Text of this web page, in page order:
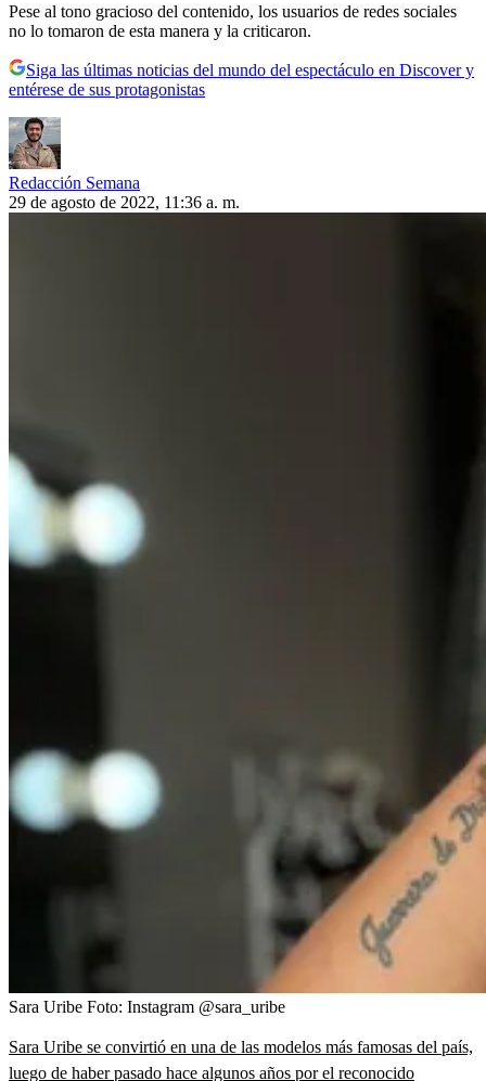
Pese al tono gracioso del contenido, los usuarios de redes sociales
no lo tomaron de esta manera y la criticaron.
Siga las últimas noticias del mundo del espectáculo en Discover y
entérese de sus protagonistas
Redacción Semana
29 de agosto de 2022, 11:36 a. m.
Sara Uribe Foto: Instagram @sara_uribe
Sara Uribe se convirtió en una de las modelos más famosas del país,
luego de haber pasado hace algunos años por el reconocido